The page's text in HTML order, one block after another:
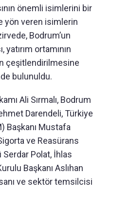
önemli isimlerini bir
yön veren isimlerin
Bodrum’un
ortamının
çeşitlendirilmesine
bulunuldu.
Ali Sırmalı, Bodrum
Darendeli, Türkiye
Başkanı Mustafa
ve Reasürans
Polat, İhlas
Başkanı Aslıhan
ve sektör temsilcisi